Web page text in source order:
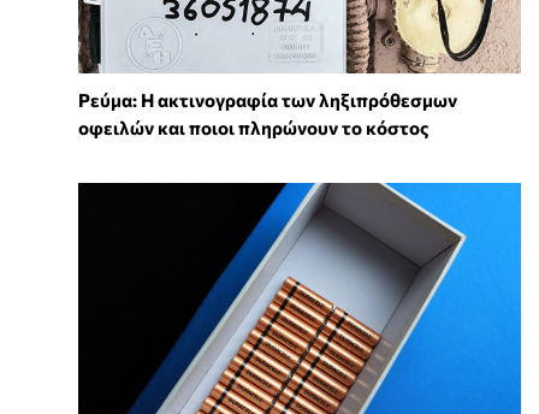
Ρεύμα: Η ακτινογραφία των ληξιπρόθεσμων
οφειλών και ποιοι πληρώνουν το κόστος